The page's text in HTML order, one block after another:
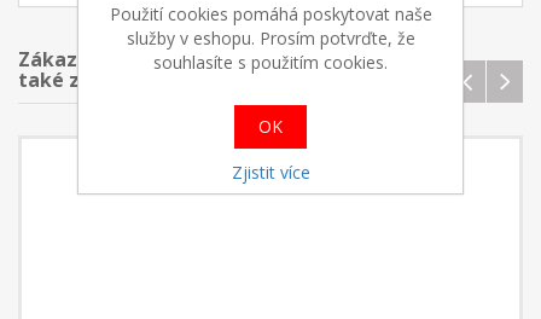
Zákazníci, kteří koupilii tento produkt,
také zakoupili
Použití cookies pomáhá poskytovat naše
služby v eshopu. Prosím potvrďte, že
souhlasíte s použitím cookies.
OK
Zjistit více